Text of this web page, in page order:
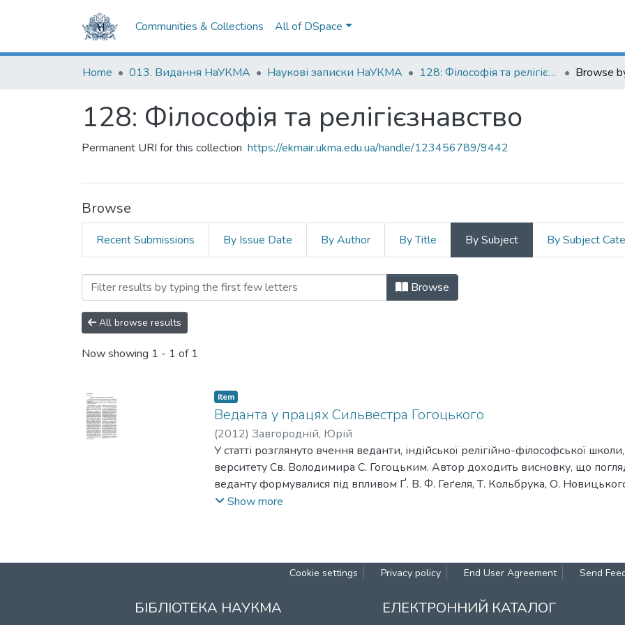
Communities & Collections All of DSpace
Home 013. Видання НаУКМА Наукові записки НаУКМА 128: Філософія та релігієзнавство Browse
128: Філософія та релігієзнавство
Permanent URI for this collection https://ekmair.ukma.edu.ua/handle/123456789/9442
Browse
Recent Submissions By Issue Date By Author By Title By Subject By Subject
Browsing 128: Філософія та релігієзнавство by Subject
Browse
All browse results
Now showing 1 - 1 of 1
Item
Веданта у працях Сильвестра Гогоцького
(2012) Завгородній, Юрій
У статті розглянуто вчення веданти, індійської релігійно-філософської
верситету Св. Володимира С. Гогоцьким. Автор доходить висновку, що
веданту формувалися під впливом Ґ. В. Ф. Геґеля, Т. Кольбрука, О.
європоцентричними.
Show more
Cookie settings Privacy policy End User Agreement Send
БІБЛІОТЕКА НАУКМА ЕЛЕКТРОННИЙ КАТАЛОГ